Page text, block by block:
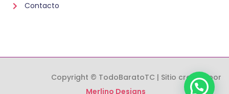
Contacto
Copyright © TodoBaratoTC | Sitio creado por
Merlino Designs